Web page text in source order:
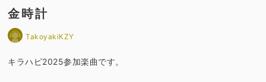
金時計
TakoyakiKZY
キラハピ2025参加楽曲です。